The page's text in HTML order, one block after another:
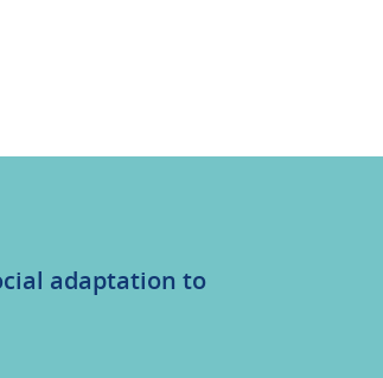
adaptation to